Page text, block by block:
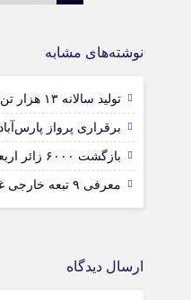
نوشته‌های مشابه
تولید سالانه ۱۳ هزار تن عسل در اردبیل
برقراری پرواز
بازگشت ۶۰۰۰ زائر اربعین به اردبیل
معرفی ۹ تبعه خارجی غیرمجاز به مراجع قضایی در اردبیل
ارسال دیدگاه